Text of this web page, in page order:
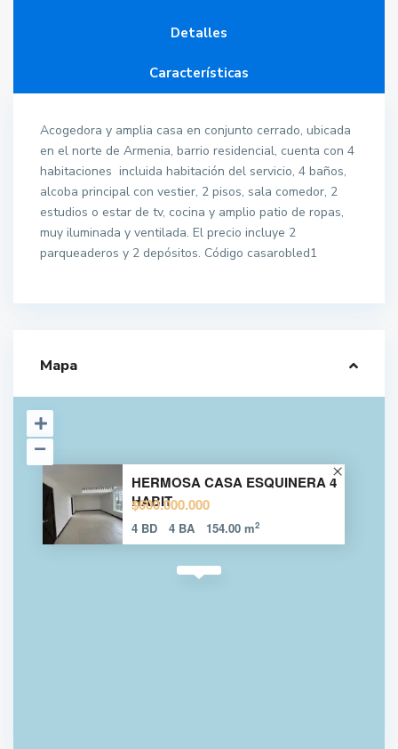
Detalles
Características
Acogedora y amplia casa en conjunto cerrado, ubicada
en el norte de Armenia, barrio residencial, cuenta con 4
habitaciones incluida habitación del servicio, 4 baños,
alcoba principal con vestier, 2 pisos, sala comedor, 2
estudios o estar de tv, cocina y amplio patio de ropas,
muy iluminada y ventilada. El precio incluye 2
parqueaderos y 2 depósitos. Código casarobled1
Mapa
HERMOSA CASA ESQUINERA 4
HABIT
$600.000.000
4 BD 4 BA 154.00 m2